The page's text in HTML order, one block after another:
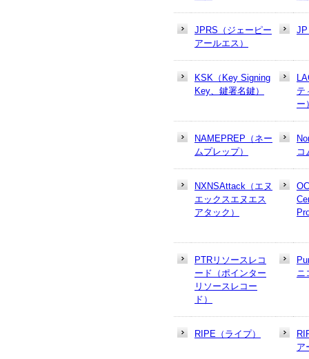
JPRS（ジェーピー
アールエス）
JP
KSK（Key Signing
Key、鍵署名鍵）
テ
ー
NAMEPREP（ネー
ムプレップ）
コ
NXNSAttack（エヌ
エックスエヌエス
アタック）
PTRリソースレコ
ード（ポインター
リソースレコー
ド）
ニ
RIPE（ライプ）
ア